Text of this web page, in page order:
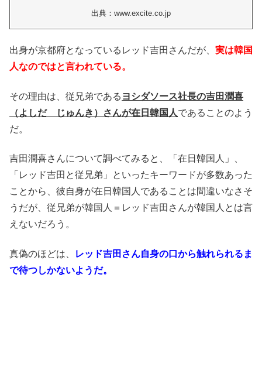
出典：www.excite.co.jp
出身が京都府となっているレッド吉田さんだが、 実は韓国
人なのではと言われている。
その理由は、従兄弟である ヨシダソース社長の吉田潤喜
（よしだ じゅんき）さんが在日韓国人であることのよう
だ。
吉田潤喜さんについて調べてみると、「在日韓国人」、
「レッド吉田と従兄弟」といったキーワードが多数あった
ことから、彼自身が在日韓国人であることは間違いなさそ
うだが、従兄弟が韓国人＝レッド吉田さんが韓国人とは言
えないだろう。
真偽のほどは、
レッド吉田さん自身の口から触れられるま
で待つしかないようだ。